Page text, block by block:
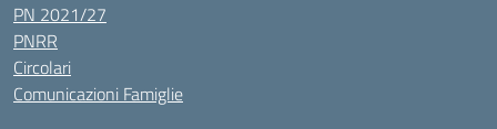
PN 2021/27
PNRR
Circolari
Comunicazioni Famiglie